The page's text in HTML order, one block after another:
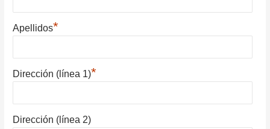
Apellidos*
Dirección (línea 1)*
Dirección (línea 2)